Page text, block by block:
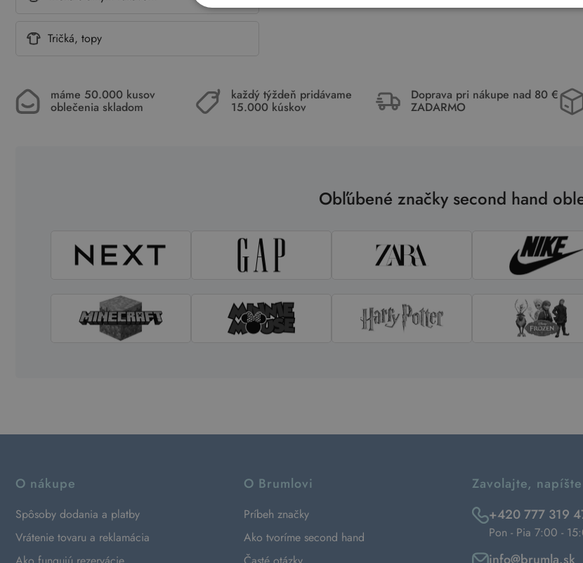
Tričká, topy
máme 50.000 kusov
oblečenia skladom
každý týždeň pridávame
15.000 kúskov
Doprava pri nákupe nad 80 €
ZADARMO
Obľúbené značky second hand
O nákupe
Spôsoby dodania a platby
Vrátenie tovaru a reklamácia
O Brumlovi
Príbeh značky
Ako tvoríme second hand
Zavolajte, napíšte
+420 777 319
Pon - Pia 7:00 -